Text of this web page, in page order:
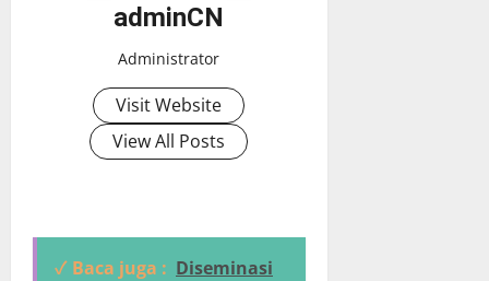
adminCN
Administrator
Visit Website
View All Posts
✓ Baca juga : Diseminasi